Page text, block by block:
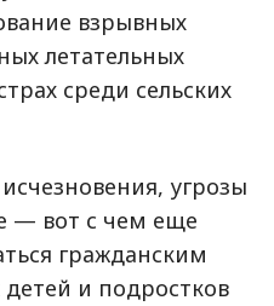
взрывных
летательных
среди сельских
угрозы
— вот с чем еще
гражданским
и подростков